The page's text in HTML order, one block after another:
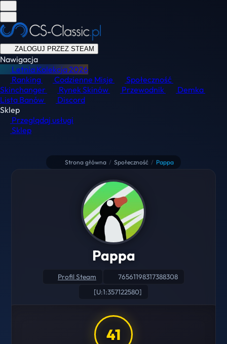
ZALOGUJ PRZEZ STEAM
Nawigacja
Letnia Kolekcja2026
Ranking
Codzienne Misje
Społeczność
Skinchanger
Rynek Skinów Przewodnik
Demka
Lista Banów
Discord
Sklep
Przeglądaj usługi
Sklep
Strona główna / Społeczność / Pappa
Pappa
Profil Steam
76561198317388308
[U:1:357122580]
41